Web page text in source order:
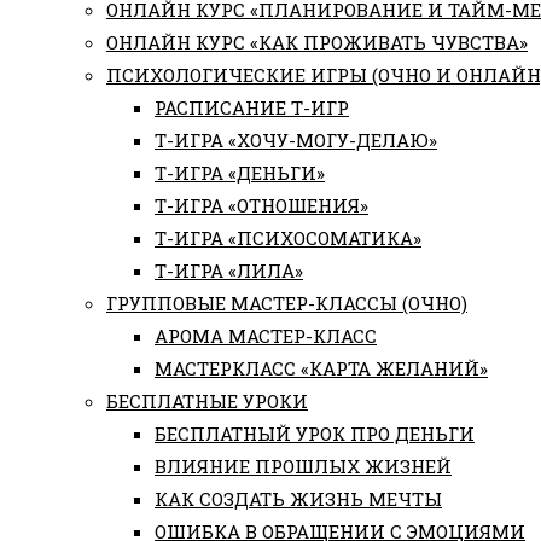
ОНЛАЙН КУРС «ПЛАНИРОВАНИЕ И ТАЙМ-
ОНЛАЙН КУРС «КАК ПРОЖИВАТЬ ЧУВСТВА»
ПСИХОЛОГИЧЕСКИЕ ИГРЫ (ОЧНО И
РАСПИСАНИЕ Т-ИГР
Т-ИГРА «ХОЧУ-МОГУ-ДЕЛАЮ»
Т-ИГРА «ДЕНЬГИ»
Т-ИГРА «ОТНОШЕНИЯ»
Т-ИГРА «ПСИХОСОМАТИКА»
Т-ИГРА «ЛИЛА»
ГРУППОВЫЕ МАСТЕР-КЛАССЫ (ОЧНО)
АРОМА МАСТЕР-КЛАСС
МАСТЕРКЛАСС «КАРТА ЖЕЛАНИЙ»
БЕСПЛАТНЫЕ УРОКИ
БЕСПЛАТНЫЙ УРОК ПРО ДЕНЬГИ
ВЛИЯНИЕ ПРОШЛЫХ ЖИЗНЕЙ
КАК СОЗДАТЬ ЖИЗНЬ МЕЧТЫ
ОШИБКА В ОБРАЩЕНИИ С ЭМОЦИЯМИ